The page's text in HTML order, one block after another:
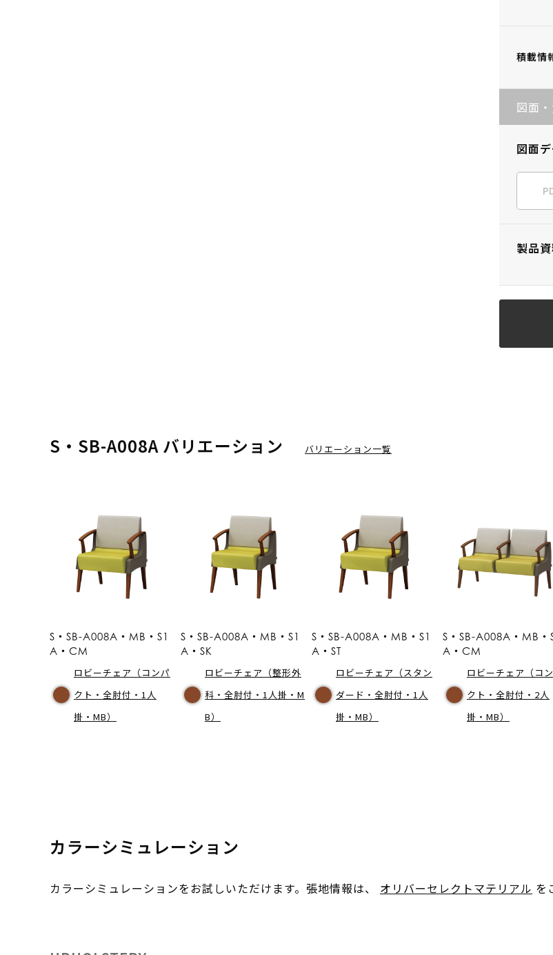
積載情
図面
図面
製品
S・SB-A008A バリエーション バリエーション一覧
S・SB-A008A・MB・S1
A・CM
ロビーチェア（コンパ
クト・全肘付・1人
掛・MB）
S・SB-A008A・MB・S1
A・SK
ロビーチェア（整形外
科・全肘付・1人掛・M
B）
S・SB-A008A・MB・S1
A・ST
ロビーチェア（スタン
ダード・全肘付・1人
掛・MB）
S・SB-A008A・MB・
A・CM
ロビーチェア（コ
クト・全肘付・2人
掛・MB）
カラーシミュレーション
カラーシミュレーションをお試しいただけます。張地情報は、 オリバーセレクトマテリアル を